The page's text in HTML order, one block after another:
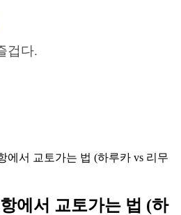
겁다.
에서 교토가는 법 (하루카 vs 리무
에서 교토가는 법 (하